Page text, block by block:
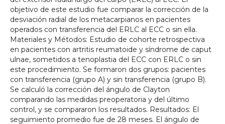
objetivo de este estudio fue comparar la corrección de la
desviación radial de los metacarpianos en pacientes
operados con transferencia del ERLC al ECC o sin ella.
Materiales y Métodos: Estudio de cohorte retrospectiva
en pacientes con artritis reumatoide y síndrome de caput
ulnae, sometidos a tenoplastia del ECC con ERLC o sin
este procedimiento. Se formaron dos grupos: pacientes
con transferencia (grupo A) y sin transferencia (grupo B).
Se calculó la corrección del ángulo de Clayton
comparando las medidas preoperatoria y del último
control, y se compararon los resultados. Resultados: El
seguimiento promedio fue de 28 meses. El ángulo de